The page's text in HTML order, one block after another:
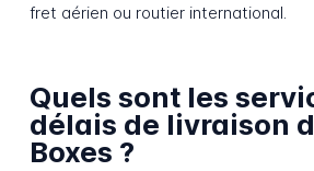
fret aérien ou routier international.
Quels sont les
délais de livraison
Boxes ?